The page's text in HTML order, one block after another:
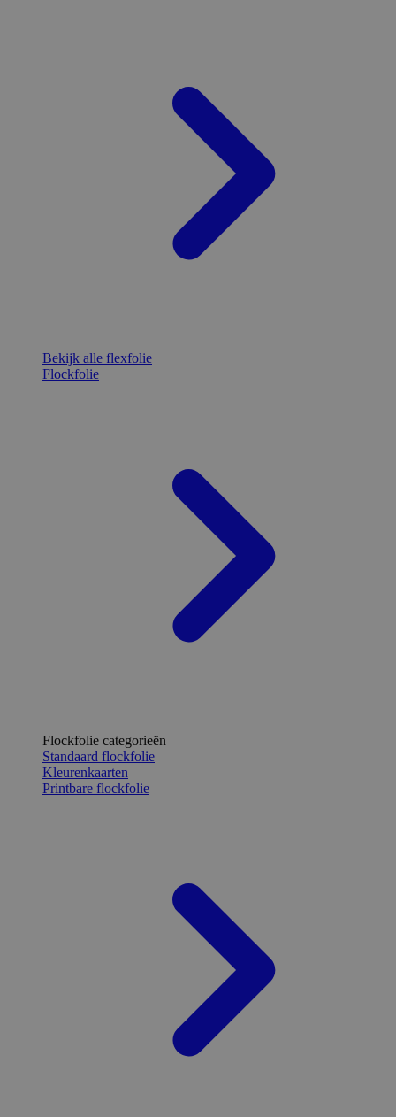
Bekijk alle flexfolie
Flockfolie
Flockfolie categorieën
Standaard flockfolie
Kleurenkaarten
Printbare flockfolie